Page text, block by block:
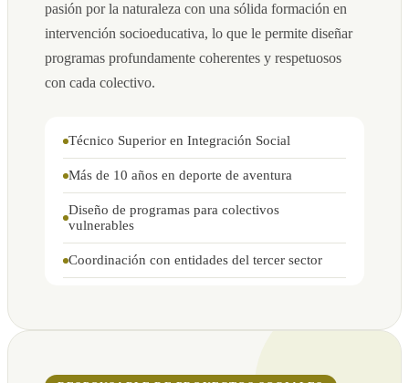
pasión por la naturaleza con una sólida formación en
intervención socioeducativa, lo que le permite diseñar
programas profundamente coherentes y respetuosos
con cada colectivo.
Técnico Superior en Integración Social
Más de 10 años en deporte de aventura
Diseño de programas para colectivos
vulnerables
Coordinación con entidades del tercer sector